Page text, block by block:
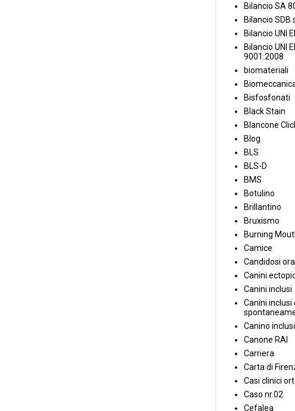
Bilancio SA
Bilancio SDB
Bilancio UNI
Bilancio UNI
9001:2008
biomateriali
Bisfosfonati
Black Stain
Blancone
Blog
BLS
BLS-D
BMS
Botulino
Brillantino
Bruxismo
Burning
Camice
Candidosi
Canini
Canini inclusi
Canini inclusi
Canino
Canone RAI
Carriera
Carta di
Casi clinici
Caso nr.02
Cefalea